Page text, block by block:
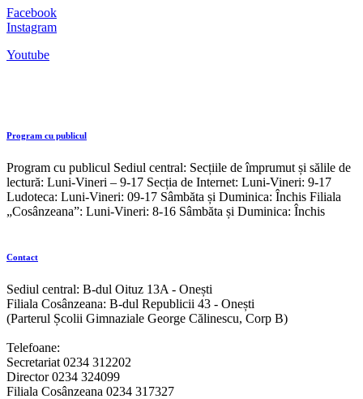
Facebook
Instagram
Youtube
Program cu publicul
Program cu publicul Sediul central: Secțiile de împrumut și sălile de
lectură: Luni-Vineri – 9-17 Secția de Internet: Luni-Vineri: 9-17
Ludoteca: Luni-Vineri: 09-17 Sâmbăta și Duminica: Închis Filiala
„Cosânzeana”: Luni-Vineri: 8-16 Sâmbăta și Duminica: Închis
Contact
Sediul central: B-dul Oituz 13A - Onești
Filiala Cosânzeana: B-dul Republicii 43 - Onești
(Parterul Școlii Gimnaziale George Călinescu, Corp B)
Telefoane:
Secretariat 0234 312202
Director 0234 324099
Filiala Cosânzeana 0234 317327